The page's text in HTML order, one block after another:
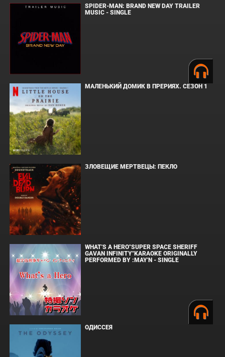
SPIDER-MAN: BRAND NEW DAY TRAILER
MUSIC - SINGLE
МАЛЕНЬКИЙ ДОМИК В ПРЕРИЯХ. СЕЗОН 1
ЗЛОВЕЩИЕ МЕРТВЕЦЫ: ПЕКЛО
WHAT'S A HERO"SUPER SPACE SHERIFF
GAVAN INFINITY"KARAOKE ORIGINALLY
PERFORMED BY :MAY'N - SINGLE
ОДИССЕЯ